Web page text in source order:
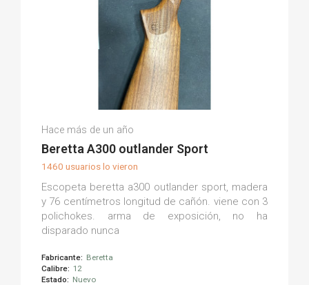
José Miguel T.
Hace más de un año
Beretta A300 outlander Sport
1460 usuarios lo vieron
Escopeta beretta a300 outlander sport, madera
y 76 centímetros longitud de cañón. viene con 3
polichokes. arma de exposición, no ha
disparado nunca
Fabricante: Beretta
Calibre: 12
Estado: Nuevo